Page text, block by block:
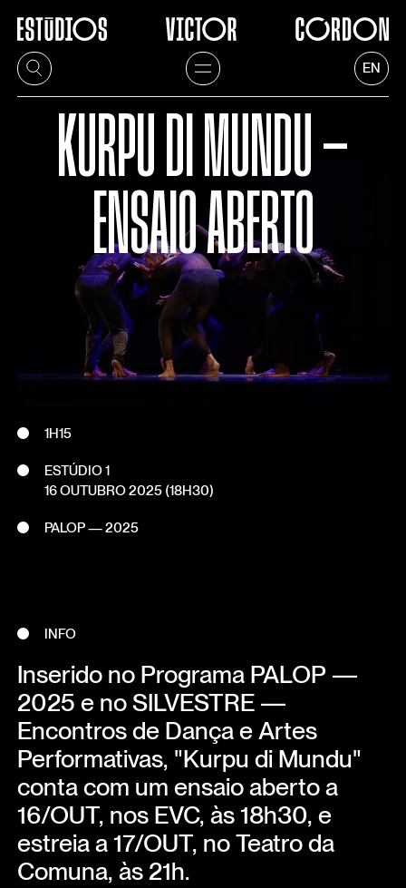
EN
KURPU DI MUNDU —
ENSAIO ABERTO
1H15
ESTÚDIO 1
16 OUTUBRO 2025 (18H30)
PALOP — 2025
INFO
Inserido no Programa PALOP —
2025 e no SILVESTRE —
Encontros de Dança e Artes
Performativas, "Kurpu di Mundu"
conta com um ensaio aberto a
16/OUT, nos EVC, às 18h30, e
estreia a 17/OUT, no Teatro da
Comuna, às 21h.